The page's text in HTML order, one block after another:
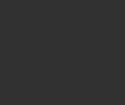
fisica,
a
in